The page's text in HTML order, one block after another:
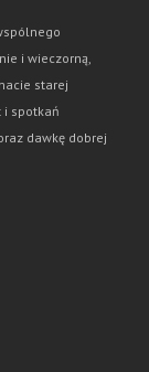
i wieczorną,
starej
i spotkań
dawkę dobrej